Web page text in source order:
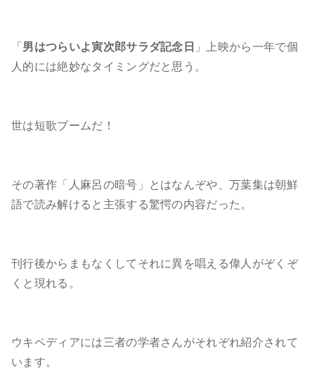
「 男はつらいよ寅次郎サラダ記念日 」上映から一年で個
人的には絶妙なタイミングだと思う。
世は短歌ブームだ！
その著作「人麻呂の暗号」とはなんぞや、万葉集は朝鮮
語で読み解けると主張する驚愕の内容だった。
刊行後からまもなくしてそれに異を唱える偉人がぞくぞ
くと現れる。
ウキペディアには三者の学者さんがそれぞれ紹介されて
います。